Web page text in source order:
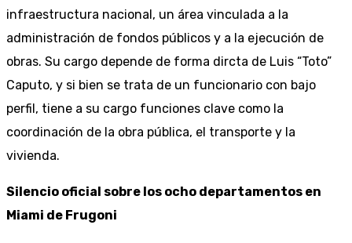
infraestructura nacional, un área vinculada a la
administración de fondos públicos y a la ejecución de
obras. Su cargo depende de forma dircta de Luis “Toto”
Caputo, y si bien se trata de un funcionario con bajo
perfil, tiene a su cargo funciones clave como la
coordinación de la obra pública, el transporte y la
vivienda.
Silencio oficial sobre los ocho departamentos en
Miami de Frugoni